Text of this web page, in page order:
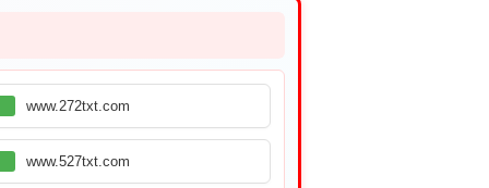
www.272txt.com
www.527txt.com